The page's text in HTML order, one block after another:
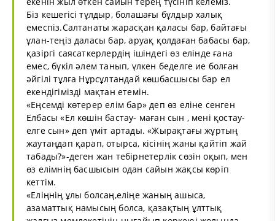
Біз кешегісі тұлдыр, болашағы бұлдыр халық
емеспіз.Салтанаты жарасқан қаласы бар, байтағы
ұлан-теңіз даласы бар, аруақ қолдаған бабасы бар,
қазіргі саясаткерлердің ішіндегі өз елінде ғана
емес, бүкіл әлем танып, үлкен беделге ие болған
әйгілі тұлға Нұрсұлтандай көшбасшысы бар ел
екендігімізді мақтан етемін.
«Еңсемді көтерер елім бар» деп өз еліне сенген
Елбасы «Ел көшін бастау- маған сын , мені қостау-
елге сын» деп үміт артады. «Жырақтағы жұртың
жаутаңдап қарап, отырса, кісінің жаны қайтіп жай
табады?»-деген жан тебірнетерлік сөзін оқып, мен
өз елімнің басшысын одан сайын жақсы көріп
кеттім.
«Еліңнің ұлы болсаң,еліңе жаның ашыса,
азаматтық намысың болса, қазақтың ұлттық